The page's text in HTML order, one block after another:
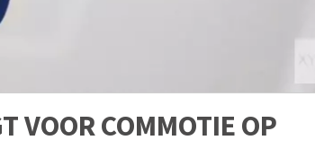
VOOR COMMOTIE OP